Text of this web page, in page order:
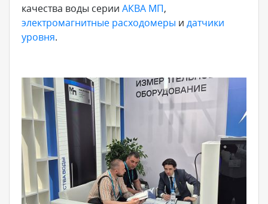
качества воды серии АКВА МП,
электромагнитные расходомеры и датчики
уровня.